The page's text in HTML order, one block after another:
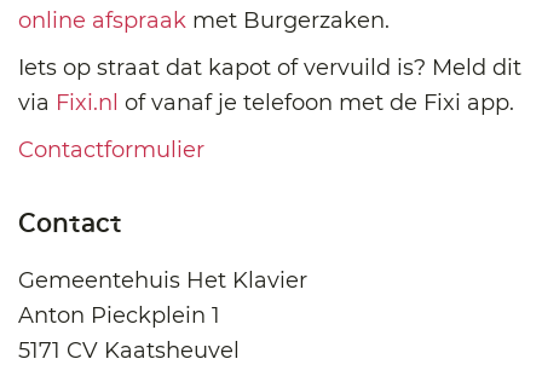
online afspraak met Burgerzaken.
Iets op straat dat kapot of vervuild is? Meld dit
via Fixi.nl of vanaf je telefoon met de Fixi app.
Contactformulier
Contact
Gemeentehuis Het Klavier
Anton Pieckplein 1
5171 CV Kaatsheuvel